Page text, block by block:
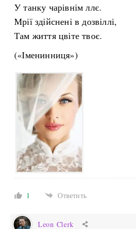
У танку чарівнім ллє.
Мрії здійснені в дозвіллі,
Там життя цвіте твоє.
(«Іменинниця»)
1 Ответить
Leon Clerk